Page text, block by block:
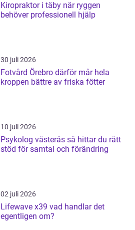
Kiropraktor i täby när ryggen
behöver professionell hjälp
30 juli 2026
Fotvård Örebro därför mår hela
kroppen bättre av friska fötter
10 juli 2026
Psykolog västerås så hittar du rätt
stöd för samtal och förändring
02 juli 2026
Lifewave x39 vad handlar det
egentligen om?